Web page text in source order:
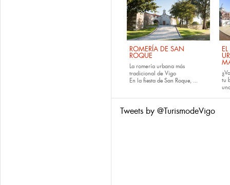
ROMERÍA DE SAN
ROQUE
La romería urbana más
tradicional de Vigo
En la fiesta de San Roque, ...
tu
Tweets by @TurismodeVigo